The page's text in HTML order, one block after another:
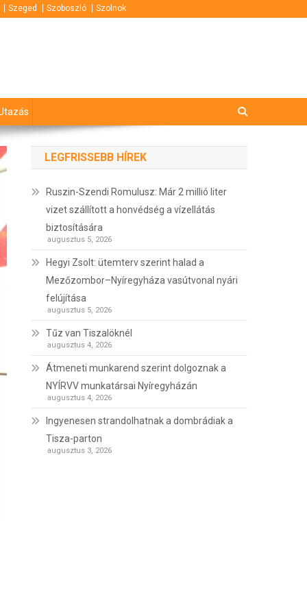
Szeged Szoboszló Szolnok
LEGFRISSEBB HÍREK
Ruszin-Szendi Romulusz: Már 2 millió liter
vizet szállított a honvédség a vízellátás
biztosítására
augusztus 5, 2026
Hegyi Zsolt: ütemterv szerint halad a
Mezőzombor–Nyíregyháza vasútvonal nyári
felújítása
augusztus 5, 2026
Tűz van Tiszalöknél
augusztus 4, 2026
Átmeneti munkarend szerint dolgoznak a
NYÍRVV munkatársai Nyíregyházán
augusztus 4, 2026
Ingyenesen strandolhatnak a dombrádiak a
Tisza-parton
augusztus 3, 2026